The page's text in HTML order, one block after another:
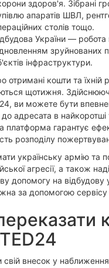
здоров'я. Зібрані
апаратів ШВЛ,
столів тощо.
України — робота
зруйнованих
інфраструктури.
отримані кошти та їхній
щотижня.
ви можете бути
до адресата в найкоротші
платформа гарантує
розподілу
українську армію та
агресії, а також
допомогу на відбудову
за допомогою
свій внесок у